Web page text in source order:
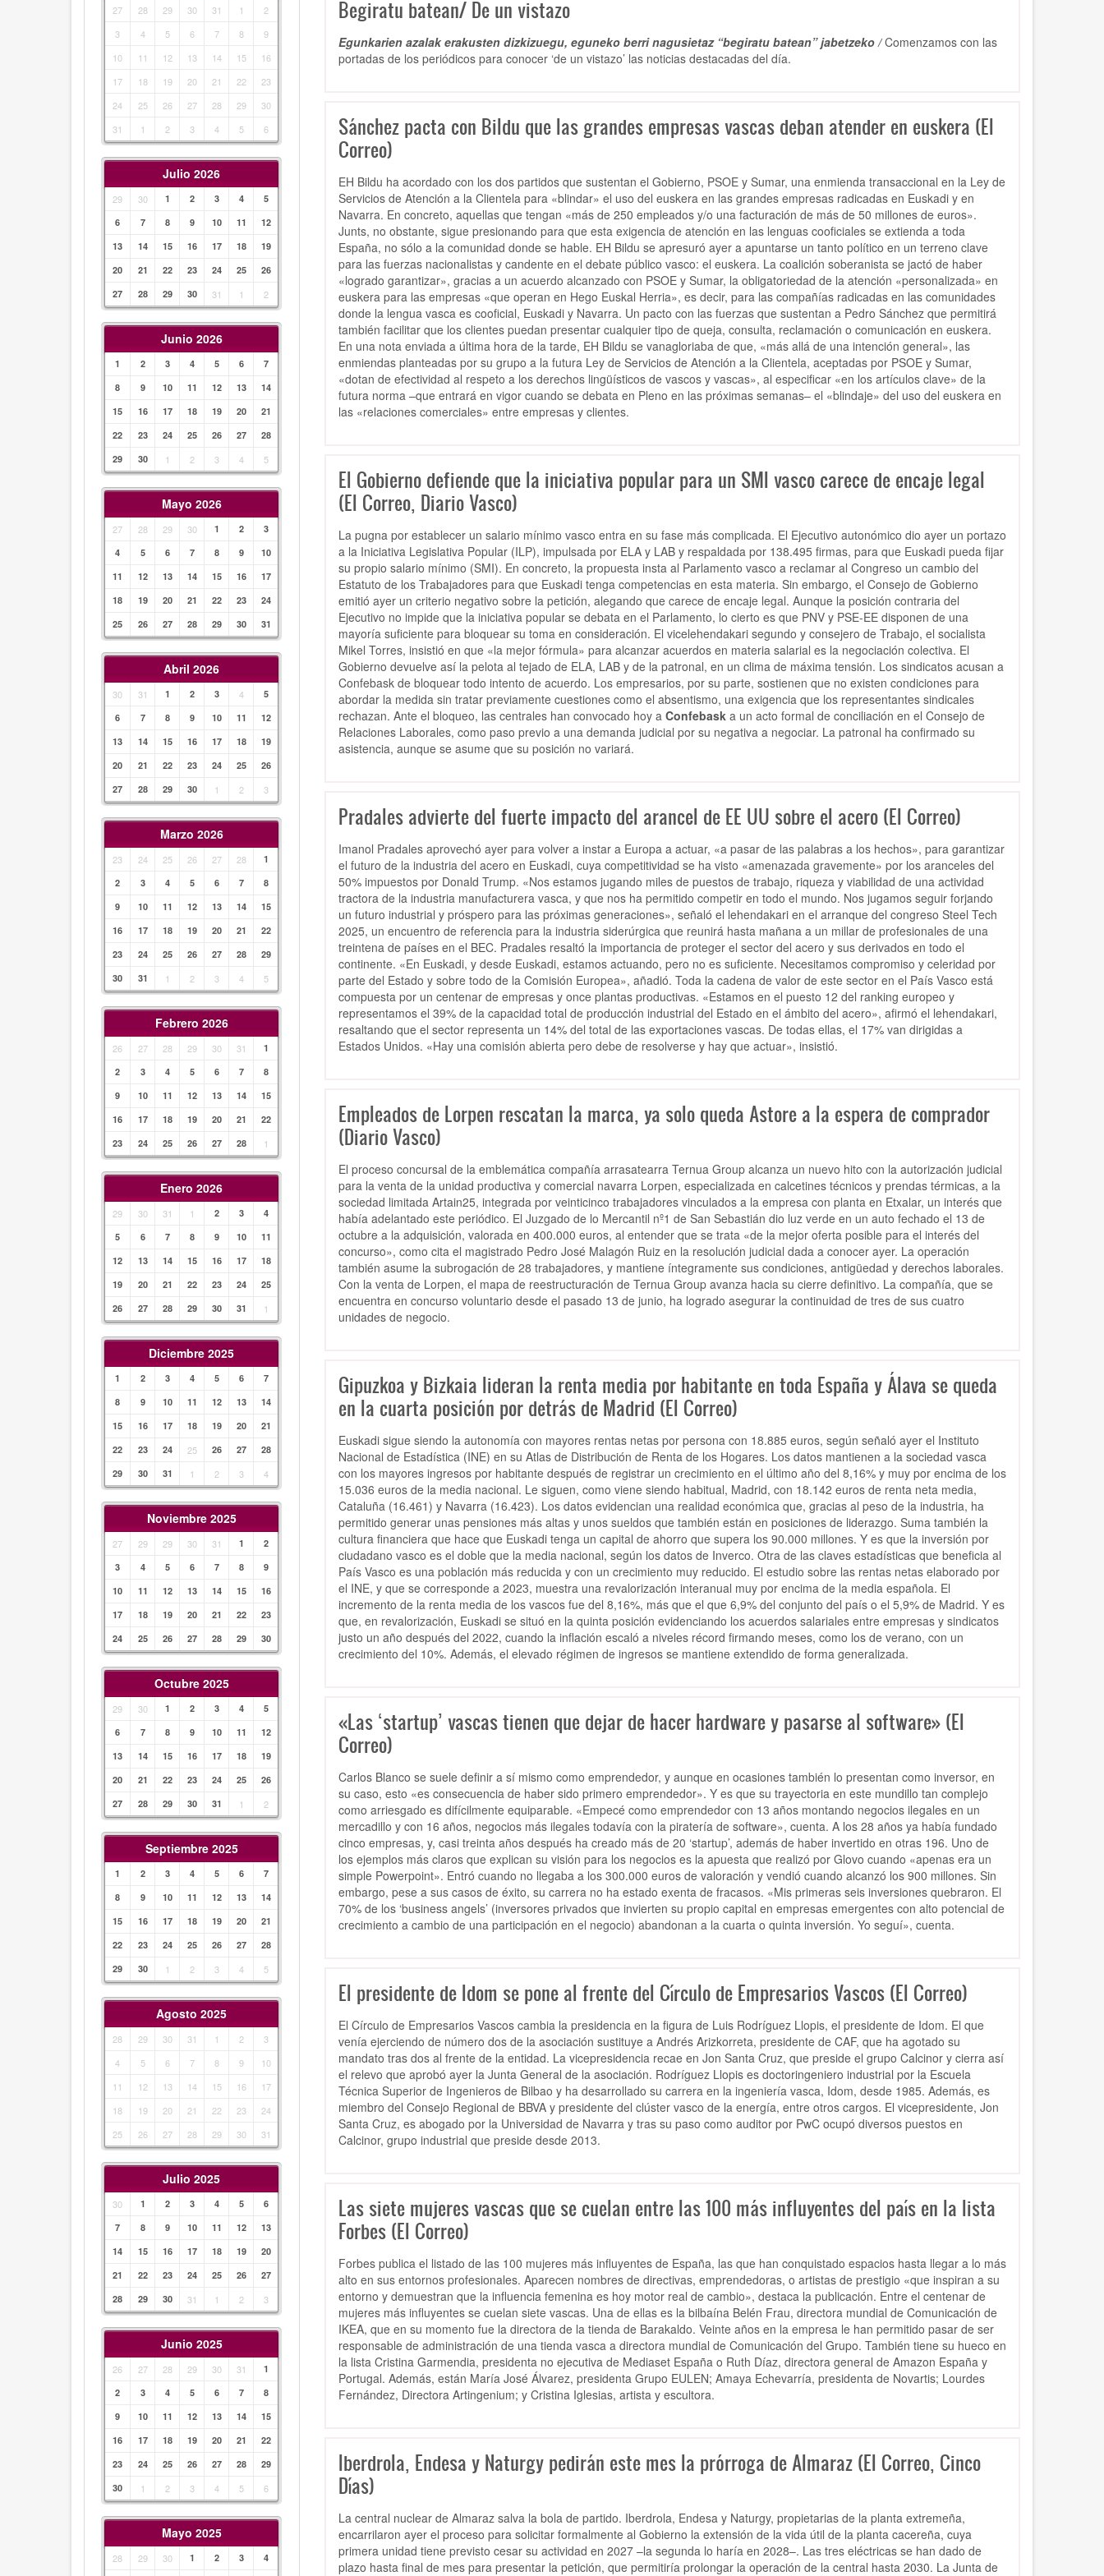
27 28 29 30 31 1
2
3
4 5 6 7 8
9
10
11 12 13 14 15
16
17
18 19 20 21 22
23
24
25 26 27 28 29
30
31
1 2 3 4 5 6
Julio 2026
29 30 1 2 3 4
5
6
7 8 9 10 11
12
13
14 15 16 17 18
19
20
21 22 23 24 25
26
27
28 29 30 31 1 2
Junio 2026
1 2 3 4 5 6
7
8
9 10 11 12 13
14
15
16 17 18 19 20
21
22
23 24 25 26 27
28
29
30 1 2 3 4 5
Mayo 2026
27 28 29 30 1 2
3
4
5 6 7 8 9
10
11
12 13 14 15 16
17
18
19 20 21 22 23
24
25
26 27 28 29 30 31
Abril 2026
30 31 1 2 3 4
5
6
7 8 9 10 11
12
13
14 15 16 17 18
19
20
21 22 23 24 25
26
27
28 29 30 1 2 3
Marzo 2026
23 24 25 26 27 28
1
2
3 4 5 6 7
8
9
10 11 12 13 14
15
16
17 18 19 20 21
22
23
24 25 26 27 28
29
30
31 1 2 3 4 5
Febrero 2026
26 27 28 29 30 31
1
2
3 4 5 6 7
8
9
10 11 12 13 14
15
16
17 18 19 20 21
22
23
24 25 26 27 28 1
Enero 2026
29 30 31 1 2 3
4
5
6 7 8 9 10
11
12
13 14 15 16 17
18
19
20 21 22 23 24
25
26
27 28 29 30 31 1
Diciembre 2025
1 2 3 4 5 6
7
8
9 10 11 12 13
14
15
16 17 18 19 20
21
22
23 24 25 26 27
28
29
30 31 1 2 3 4
Noviembre 2025
27 29 29 30 31 1
2
3
4 5 6 7 8
9
10
11 12 13 14 15
16
17
18 19 20 21 22
23
24
25 26 27 28 29 30
Octubre 2025
29 30 1 2 3 4
5
6
7 8 9 10 11
12
13
14 15 16 17 18
19
20
21 22 23 24 25
26
27
28 29 30 31 1 2
Septiembre 2025
1 2 3 4 5 6
7
8
9 10 11 12 13
14
15
16 17 18 19 20
21
22
23 24 25 26 27
28
29
30 1 2 3 4 5
Agosto 2025
28 29 30 31 1 2
3
4
5 6 7 8 9
10
11
12 13 14 15 16
17
18
19 20 21 22 23
24
25
26 27 28 29 30 31
Julio 2025
30 1 2 3 4 5
6
7
8 9 10 11 12
13
14
15 16 17 18 19
20
21
22 23 24 25 26
27
28
29 30 31 1 2 3
Junio 2025
26 27 28 29 30 31
1
2
3 4 5 6 7
8
9
10 11 12 13 14
15
16
17 18 19 20 21
22
23
24 25 26 27 28
29
30
1 2 3 4 5 6
Mayo 2025
28 29 30 1 2 3
4
Begiratu batean/ De un vistazo
Egunkarien azalak erakusten dizkizuegu, eguneko berri nagusietaz “begiratu batean” jabetzeko /Comenzamos con las
portadas de los periódicos para conocer ‘de un vistazo’ las noticias destacadas del día.
Sánchez pacta con Bildu que las grandes empresas vascas deban atender en euskera (El
Correo)
EH Bildu ha acordado con los dos partidos que sustentan el Gobierno, PSOE y Sumar, una enmienda transaccional en la Ley de
Servicios de Atención a la Clientela para «blindar» el uso del euskera en las grandes empresas radicadas en Euskadi y en
Navarra. En concreto, aquellas que tengan «más de 250 empleados y/o una facturación de más de 50 millones de euros».
Junts, no obstante, sigue presionando para que esta exigencia de atención en las lenguas cooficiales se extienda a toda
España, no sólo a la comunidad donde se hable. EH Bildu se apresuró ayer a apuntarse un tanto político en un terreno clave
para las fuerzas nacionalistas y candente en el debate público vasco: el euskera. La coalición soberanista se jactó de haber
«logrado garantizar», gracias a un acuerdo alcanzado con PSOE y Sumar, la obligatoriedad de la atención «personalizada» en
euskera para las empresas «que operan en Hego Euskal Herria», es decir, para las compañías radicadas en las comunidades
donde la lengua vasca es cooficial, Euskadi y Navarra. Un pacto con las fuerzas que sustentan a Pedro Sánchez que permitirá
también facilitar que los clientes puedan presentar cualquier tipo de queja, consulta, reclamación o comunicación en euskera.
En una nota enviada a última hora de la tarde, EH Bildu se vanagloriaba de que, «más allá de una intención general», las
enmiendas planteadas por su grupo a la futura Ley de Servicios de Atención a la Clientela, aceptadas por PSOE y Sumar,
«dotan de efectividad al respeto a los derechos lingüísticos de vascos y vascas», al especificar «en los artículos clave» de la
futura norma –que entrará en vigor cuando se debata en Pleno en las próximas semanas– el «blindaje» del uso del euskera en
las «relaciones comerciales» entre empresas y clientes.
El Gobierno defiende que la iniciativa popular para un SMI vasco carece de encaje legal
(El Correo, Diario Vasco)
La pugna por establecer un salario mínimo vasco entra en su fase más complicada. El Ejecutivo autonómico dio ayer un portazo
a la Iniciativa Legislativa Popular (ILP), impulsada por ELA y LAB y respaldada por 138.495 firmas, para que Euskadi pueda fijar
su propio salario mínimo (SMI). En concreto, la propuesta insta al Parlamento vasco a reclamar al Congreso un cambio del
Estatuto de los Trabajadores para que Euskadi tenga competencias en esta materia. Sin embargo, el Consejo de Gobierno
emitió ayer un criterio negativo sobre la petición, alegando que carece de encaje legal. Aunque la posición contraria del
Ejecutivo no impide que la iniciativa popular se debata en el Parlamento, lo cierto es que PNV y PSE-EE disponen de una
mayoría suficiente para bloquear su toma en consideración. El vicelehendakari segundo y consejero de Trabajo, el socialista
Mikel Torres, insistió en que «la mejor fórmula» para alcanzar acuerdos en materia salarial es la negociación colectiva. El
Gobierno devuelve así la pelota al tejado de ELA, LAB y de la patronal, en un clima de máxima tensión. Los sindicatos acusan a
Confebask de bloquear todo intento de acuerdo. Los empresarios, por su parte, sostienen que no existen condiciones para
abordar la medida sin tratar previamente cuestiones como el absentismo, una exigencia que los representantes sindicales
rechazan. Ante el bloqueo, las centrales han convocado hoy a Confebaska un acto formal de conciliación en el Consejo de
Relaciones Laborales, como paso previo a una demanda judicial por su negativa a negociar. La patronal ha confirmado su
asistencia, aunque se asume que su posición no variará.
Pradales advierte del fuerte impacto del arancel de EE UU sobre el acero (El Correo)
Imanol Pradales aprovechó ayer para volver a instar a Europa a actuar, «a pasar de las palabras a los hechos», para garantizar
el futuro de la industria del acero en Euskadi, cuya competitividad se ha visto «amenazada gravemente» por los aranceles del
50% impuestos por Donald Trump. «Nos estamos jugando miles de puestos de trabajo, riqueza y viabilidad de una actividad
tractora de la industria manufacturera vasca, y que nos ha permitido competir en todo el mundo. Nos jugamos seguir forjando
un futuro industrial y próspero para las próximas generaciones», señaló el lehendakari en el arranque del congreso Steel Tech
2025, un encuentro de referencia para la industria siderúrgica que reunirá hasta mañana a un millar de profesionales de una
treintena de países en el BEC. Pradales resaltó la importancia de proteger el sector del acero y sus derivados en todo el
continente. «En Euskadi, y desde Euskadi, estamos actuando, pero no es suficiente. Necesitamos compromiso y celeridad por
parte del Estado y sobre todo de la Comisión Europea», añadió. Toda la cadena de valor de este sector en el País Vasco está
compuesta por un centenar de empresas y once plantas productivas. «Estamos en el puesto 12 del ranking europeo y
representamos el 39% de la capacidad total de producción industrial del Estado en el ámbito del acero», afirmó el lehendakari,
resaltando que el sector representa un 14% del total de las exportaciones vascas. De todas ellas, el 17% van dirigidas a
Estados Unidos. «Hay una comisión abierta pero debe de resolverse y hay que actuar», insistió.
Empleados de Lorpen rescatan la marca, ya solo queda Astore a la espera de comprador
(Diario Vasco)
El proceso concursal de la emblemática compañía arrasatearra Ternua Group alcanza un nuevo hito con la autorización judicial
para la venta de la unidad productiva y comercial navarra Lorpen, especializada en calcetines técnicos y prendas térmicas, a la
sociedad limitada Artain25, integrada por veinticinco trabajadores vinculados a la empresa con planta en Etxalar, un interés que
había adelantado este periódico. El Juzgado de lo Mercantil nº1 de San Sebastián dio luz verde en un auto fechado el 13 de
octubre a la adquisición, valorada en 400.000 euros, al entender que se trata «de la mejor oferta posible para el interés del
concurso», como cita el magistrado Pedro José Malagón Ruiz en la resolución judicial dada a conocer ayer. La operación
también asume la subrogación de 28 trabajadores, y mantiene íntegramente sus condiciones, antigüedad y derechos laborales.
Con la venta de Lorpen, el mapa de reestructuración de Ternua Group avanza hacia su cierre definitivo. La compañía, que se
encuentra en concurso voluntario desde el pasado 13 de junio, ha logrado asegurar la continuidad de tres de sus cuatro
unidades de negocio.
Gipuzkoa y Bizkaia lideran la renta media por habitante en toda España y Álava se queda
en la cuarta posición por detrás de Madrid (El Correo)
Euskadi sigue siendo la autonomía con mayores rentas netas por persona con 18.885 euros, según señaló ayer el Instituto
Nacional de Estadística (INE) en su Atlas de Distribución de Renta de los Hogares. Los datos mantienen a la sociedad vasca
con los mayores ingresos por habitante después de registrar un crecimiento en el último año del 8,16% y muy por encima de los
15.036 euros de la media nacional. Le siguen, como viene siendo habitual, Madrid, con 18.142 euros de renta neta media,
Cataluña (16.461) y Navarra (16.423). Los datos evidencian una realidad económica que, gracias al peso de la industria, ha
permitido generar unas pensiones más altas y unos sueldos que también están en posiciones de liderazgo. Suma también la
cultura financiera que hace que Euskadi tenga un capital de ahorro que supera los 90.000 millones. Y es que la inversión por
ciudadano vasco es el doble que la media nacional, según los datos de Inverco. Otra de las claves estadísticas que beneficia al
País Vasco es una población más reducida y con un crecimiento muy reducido. El estudio sobre las rentas netas elaborado por
el INE, y que se corresponde a 2023, muestra una revalorización interanual muy por encima de la media española. El
incremento de la renta media de los vascos fue del 8,16%, más que el que 6,9% del conjunto del país o el 5,9% de Madrid. Y es
que, en revalorización, Euskadi se situó en la quinta posición evidenciando los acuerdos salariales entre empresas y sindicatos
justo un año después del 2022, cuando la inflación escaló a niveles récord firmando meses, como los de verano, con un
crecimiento del 10%. Además, el elevado régimen de ingresos se mantiene extendido de forma generalizada.
«Las ‘startup’ vascas tienen que dejar de hacer hardware y pasarse al software» (El
Correo)
Carlos Blanco se suele definir a sí mismo como emprendedor, y aunque en ocasiones también lo presentan como inversor, en
su caso, esto «es consecuencia de haber sido primero emprendedor». Y es que su trayectoria en este mundillo tan complejo
como arriesgado es difícilmente equiparable. «Empecé como emprendedor con 13 años montando negocios ilegales en un
mercadillo y con 16 años, negocios más ilegales todavía con la piratería de software», cuenta. A los 28 años ya había fundado
cinco empresas, y, casi treinta años después ha creado más de 20 ‘startup’, además de haber invertido en otras 196. Uno de
los ejemplos más claros que explican su visión para los negocios es la apuesta que realizó por Glovo cuando «apenas era un
simple Powerpoint». Entró cuando no llegaba a los 300.000 euros de valoración y vendió cuando alcanzó los 900 millones. Sin
embargo, pese a sus casos de éxito, su carrera no ha estado exenta de fracasos. «Mis primeras seis inversiones quebraron. El
70% de los ‘business angels’ (inversores privados que invierten su propio capital en empresas emergentes con alto potencial de
crecimiento a cambio de una participación en el negocio) abandonan a la cuarta o quinta inversión. Yo seguí», cuenta.
El presidente de Idom se pone al frente del Círculo de Empresarios Vascos (El Correo)
El Círculo de Empresarios Vascos cambia la presidencia en la figura de Luis Rodríguez Llopis, el presidente de Idom. El que
venía ejerciendo de número dos de la asociación sustituye a Andrés Arizkorreta, presidente de CAF, que ha agotado su
mandato tras dos al frente de la entidad. La vicepresidencia recae en Jon Santa Cruz, que preside el grupo Calcinor y cierra así
el relevo que aprobó ayer la Junta General de la asociación. Rodríguez Llopis es doctoringeniero industrial por la Escuela
Técnica Superior de Ingenieros de Bilbao y ha desarrollado su carrera en la ingeniería vasca, Idom, desde 1985. Además, es
miembro del Consejo Regional de BBVA y presidente del clúster vasco de la energía, entre otros cargos. El vicepresidente, Jon
Santa Cruz, es abogado por la Universidad de Navarra y tras su paso como auditor por PwC ocupó diversos puestos en
Calcinor, grupo industrial que preside desde 2013.
Las siete mujeres vascas que se cuelan entre las 100 más influyentes del país en la lista
Forbes (El Correo)
Forbes publica el listado de las 100 mujeres más influyentes de España, las que han conquistado espacios hasta llegar a lo más
alto en sus entornos profesionales. Aparecen nombres de directivas, emprendedoras, o artistas de prestigio «que inspiran a su
entorno y demuestran que la influencia femenina es hoy motor real de cambio», destaca la publicación. Entre el centenar de
mujeres más influyentes se cuelan siete vascas. Una de ellas es la bilbaína Belén Frau, directora mundial de Comunicación de
IKEA, que en su momento fue la directora de la tienda de Barakaldo. Veinte años en la empresa le han permitido pasar de ser
responsable de administración de una tienda vasca a directora mundial de Comunicación del Grupo. También tiene su hueco en
la lista Cristina Garmendia, presidenta no ejecutiva de Mediaset España o Ruth Díaz, directora general de Amazon España y
Portugal. Además, están María José Álvarez, presidenta Grupo EULEN; Amaya Echevarría, presidenta de Novartis; Lourdes
Fernández, Directora Artingenium; y Cristina Iglesias, artista y escultora.
Iberdrola, Endesa y Naturgy pedirán este mes la prórroga de Almaraz (El Correo, Cinco
Días)
La central nuclear de Almaraz salva la bola de partido. Iberdrola, Endesa y Naturgy, propietarias de la planta extremeña,
encarrilaron ayer el proceso para solicitar formalmente al Gobierno la extensión de la vida útil de la planta cacereña, cuya
primera unidad tiene previsto cesar su actividad en 2027 –la segunda lo haría en 2028–. Las tres eléctricas se han dado de
plazo hasta final de mes para presentar la petición, que permitiría prolongar la operación de la central hasta 2030. La Junta de